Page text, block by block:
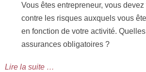
Vous êtes entrepreneur, vous
contre les risques auxquels vous
en fonction de votre activité.
assurances obligatoires ?
Lire la suite …